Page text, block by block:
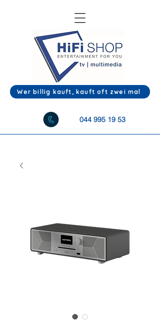
044 995 19 53
Wer billig kauft, kauft oft zwei mal